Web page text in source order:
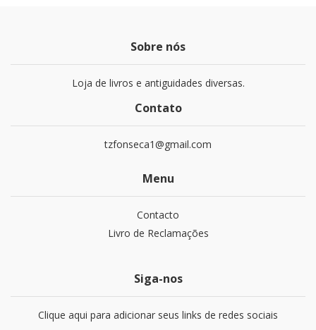
Sobre nós
Loja de livros e antiguidades diversas.
Contato
tzfonseca1@gmail.com
Menu
Contacto
Livro de Reclamações
Siga-nos
Clique aqui para adicionar seus links de redes sociais